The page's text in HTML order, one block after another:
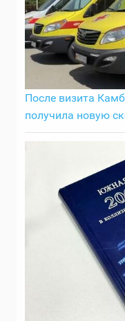
После визита
получила новую